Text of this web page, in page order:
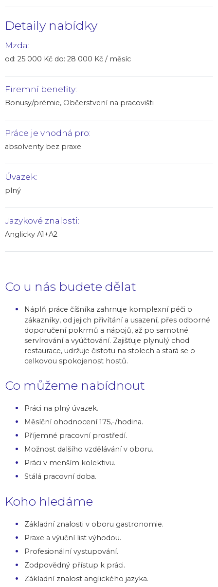
Detaily nabídky
Mzda:
od: 25 000 Kč do: 28 000 Kč / měsíc
Firemní benefity:
Bonusy/prémie, Občerstvení na pracovišti
Práce je vhodná pro:
absolventy bez praxe
Úvazek:
plný
Jazykové znalosti:
Anglicky A1+A2
Co u nás budete dělat
Náplň práce číšníka zahrnuje komplexní péči o
zákazníky, od jejich přivítání a usazení, přes odborné
doporučení pokrmů a nápojů, až po samotné
servírování a vyúčtování. Zajišťuje plynulý chod
restaurace, udržuje čistotu na stolech a stará se o
celkovou spokojenost hostů.
Co můžeme nabídnout
Práci na plný úvazek.
Měsíční ohodnocení 175,-/hodina.
Příjemné pracovní prostředí.
Možnost dalšího vzdělávání v oboru.
Práci v menším kolektivu.
Stálá pracovní doba.
Koho hledáme
Základní znalosti v oboru gastronomie.
Praxe a výuční list výhodou.
Profesionální vystupování.
Zodpovědný přístup k práci.
Základní znalost anglického jazyka.